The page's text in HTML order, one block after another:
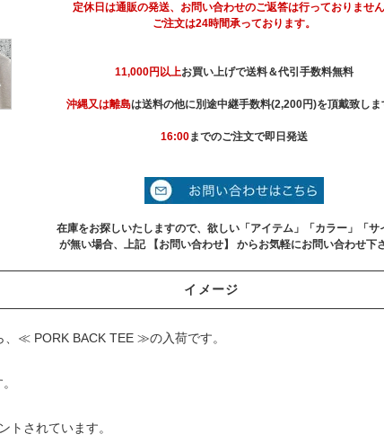
定休日は通販の発送、お問い合わせのご返答は行っておりません
ご注文は24時間承っております。
11,000円以上お買い上げで送料＆代引手数料無料
沖縄又は離島は送料の他に別途中継手数料(2,200円)を頂戴致しま
16:00までのご注文で即日発送
在庫をお探しいたしますので、欲しい「アイテム」「カラー」「サ
が無い場合、上記 【お問い合わせ】 からお気軽にお問い合わせ下さ
イメージ
、≪ PORK BACK TEE ≫の入荷です。
トされています。